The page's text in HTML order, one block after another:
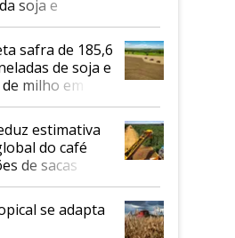
soja e
safra de 185,6
de soja e
milho em
estimativa
do café
de sacas
se adapta